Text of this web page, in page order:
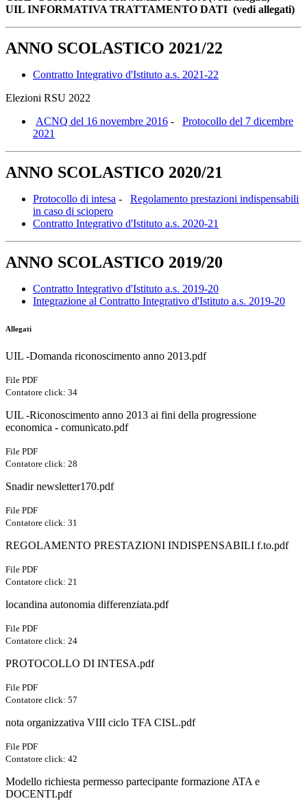
UIL INFORMATIVA TRATTAMENTO DATI (vedi allegati)
ANNO SCOLASTICO 2021/22
Contratto Integrativo d'Istituto a.s. 2021-22
Elezioni RSU 2022
ACNQ del 16 novembre 2016 - Protocollo del 7 dicembre
2021
ANNO SCOLASTICO 2020/21
Protocollo di intesa - Regolamento prestazioni indispensabili
in caso di sciopero
Contratto Integrativo d'Istituto a.s. 2020-21
ANNO SCOLASTICO 2019/20
Contratto Integrativo d'Istituto a.s. 2019-20
Integrazione al Contratto Integrativo d'Istituto a.s. 2019-20
Allegati
UIL -Domanda riconoscimento anno 2013.pdf
File PDF
Contatore click: 34
UIL -Riconoscimento anno 2013 ai fini della progressione
economica - comunicato.pdf
File PDF
Contatore click: 28
Snadir newsletter170.pdf
File PDF
Contatore click: 31
REGOLAMENTO PRESTAZIONI INDISPENSABILI f.to.pdf
File PDF
Contatore click: 21
locandina autonomia differenziata.pdf
File PDF
Contatore click: 24
PROTOCOLLO DI INTESA.pdf
File PDF
Contatore click: 57
nota organizzativa VIII ciclo TFA CISL.pdf
File PDF
Contatore click: 42
Modello richiesta permesso partecipante formazione ATA e
DOCENTI.pdf